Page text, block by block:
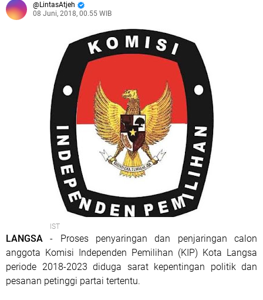
LintasAtjeh
08 Juni, 2018, 00.55 WIB
IST
LANGSA - Proses penyaringan dan penjaringan calon
anggota Komisi Independen Pemilihan (KIP) Kota Langsa
periode 2018-2023 diduga sarat kepentingan politik dan
pesanan petinggi partai tertentu.